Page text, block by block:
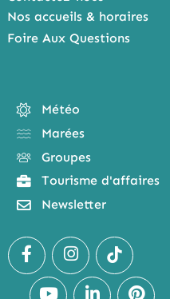
Nos accueils & horaires
Foire Aux Questions
Météo
Marées
Groupes
Tourisme d'affaires
Newsletter